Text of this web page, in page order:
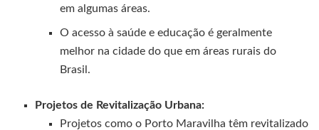
em algumas áreas.
O acesso à saúde e educação é geralmente
melhor na cidade do que em áreas rurais do
Brasil.
Projetos de Revitalização Urbana:
Projetos como o Porto Maravilha têm revitalizado